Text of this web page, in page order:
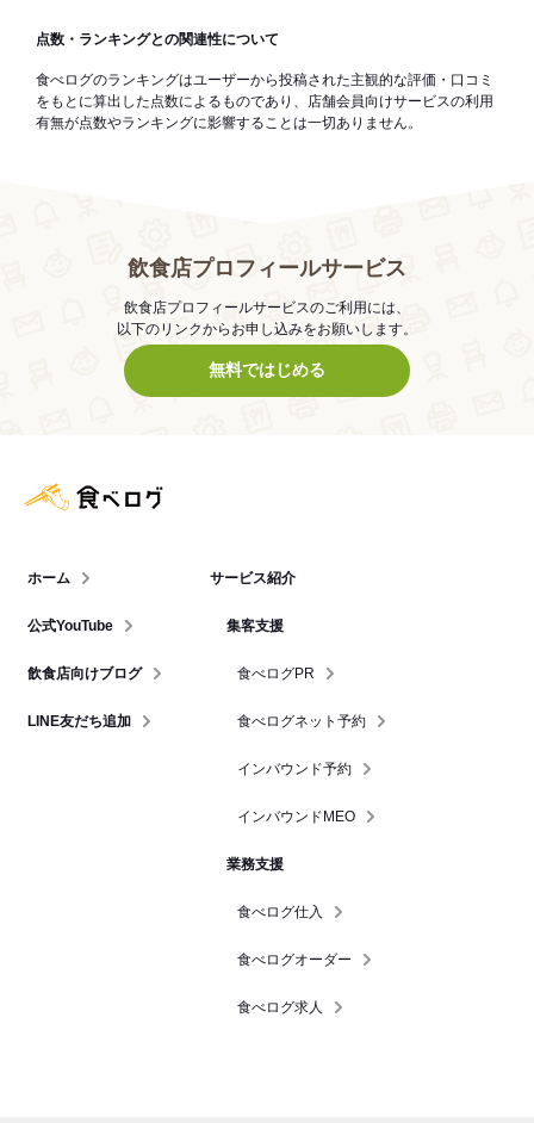
点数・ランキングとの関連性について
食べログのランキングはユーザーから投稿された主観的な評価・口コミ
をもとに算出した点数によるものであり、店舗会員向けサービスの利用
有無が点数やランキングに影響することは一切ありません。
飲食店プロフィールサービス
飲食店プロフィールサービスのご利用には、
以下のリンクからお申し込みをお願いします。
無料ではじめる
ホーム
公式YouTube
飲食店向けブログ
LINE友だち追加
サービス紹介
集客支援
食べログPR
食べログネット予約
インバウンド予約
インバウンドMEO
業務支援
食べログ仕入
食べログオーダー
食べログ求人